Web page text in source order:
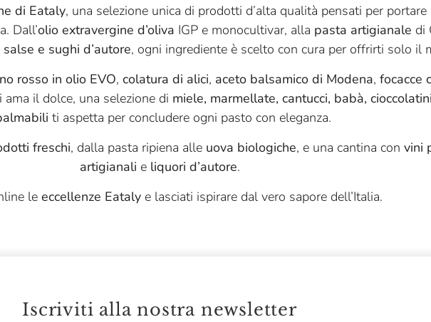
di Eataly, una selezione unica di prodotti d’alta qualità pensati per
Dall’olio extravergine d’oliva IGP e monocultivar, alla pasta artigianale di
salse e sughi d’autore, ogni ingrediente è scelto con cura per offrirti solo il
rosso in olio EVO, colatura di alici, aceto balsamico di Modena, focacce
ama il dolce, una selezione di miele, marmellate, cantucci, babà, cioccolatini
ti aspetta per concludere ogni pasto con eleganza.
freschi, dalla pasta ripiena alle uova biologiche, e una cantina con vini
artigianali e liquori d’autore.
le eccellenze Eatalye lasciati ispirare dal vero sapore dell’Italia.
Iscriviti alla nostra newsletter